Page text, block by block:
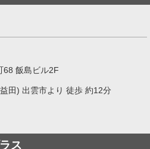
68 飯島ビル2F
田) 出雲市より 徒歩 約12分
ス